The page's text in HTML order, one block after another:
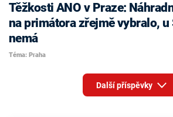
Těžkosti ANO v Praze:
na primátora zřejmě vybralo, u
nemá
Téma: Praha
Další příspěvky